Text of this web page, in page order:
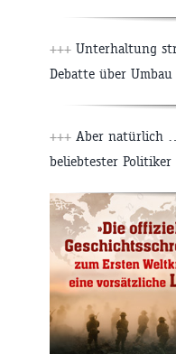
+++ Unterhaltung
Debatte über
+++ Aber natürlich
beliebtester Politiker